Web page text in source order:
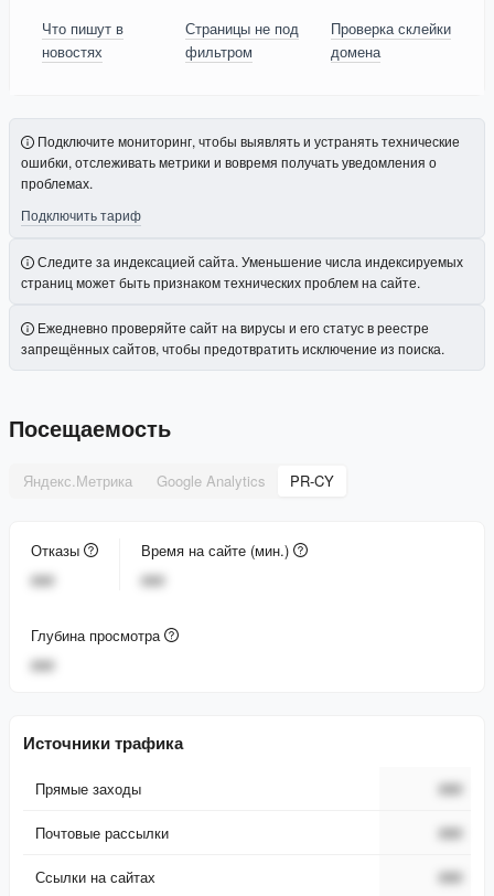
Что пишут в
новостях
Страницы не под
фильтром
Проверка склейки
домена
Подключите мониторинг, чтобы выявлять и устранять технические
ошибки, отслеживать метрики и вовремя получать уведомления о
проблемах.
Подключить тариф
Следите за индексацией сайта. Уменьшение числа индексируемых
страниц может быть признаком технических проблем на сайте.
Ежедневно проверяйте сайт на вирусы и его статус в реестре
запрещённых сайтов, чтобы предотвратить исключение из поиска.
Посещаемость
Яндекс.Метрика Google Analytics PR-CY
Отказы
###
Время на сайте (мин.)
###
Глубина просмотра
###
Источники трафика
Прямые заходы ###
Почтовые рассылки ###
Ссылки на сайтах ###